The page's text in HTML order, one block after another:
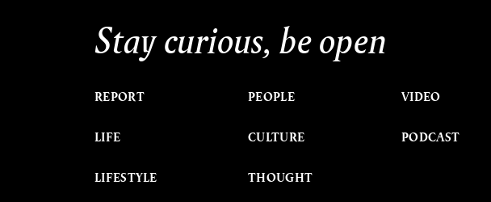
Stay curious, be open
REPORT
LIFE
LIFESTYLE
PEOPLE
CULTURE
THOUGHT
VIDEO
PODCAST